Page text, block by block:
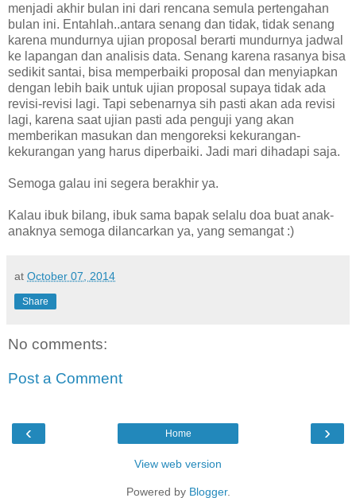
menjadi akhir bulan ini dari rencana semula pertengahan
bulan ini. Entahlah..antara senang dan tidak, tidak senang
karena mundurnya ujian proposal berarti mundurnya jadwal
ke lapangan dan analisis data. Senang karena rasanya bisa
sedikit santai, bisa memperbaiki proposal dan menyiapkan
dengan lebih baik untuk ujian proposal supaya tidak ada
revisi-revisi lagi. Tapi sebenarnya sih pasti akan ada revisi
lagi, karena saat ujian pasti ada penguji yang akan
memberikan masukan dan mengoreksi kekurangan-
kekurangan yang harus diperbaiki. Jadi mari dihadapi saja.
Semoga galau ini segera berakhir ya.
Kalau ibuk bilang, ibuk sama bapak selalu doa buat anak-
anaknya semoga dilancarkan ya, yang semangat :)
at October 07, 2014
Share
No comments:
Post a Comment
‹ ›
Home
View web version
Powered by Blogger.